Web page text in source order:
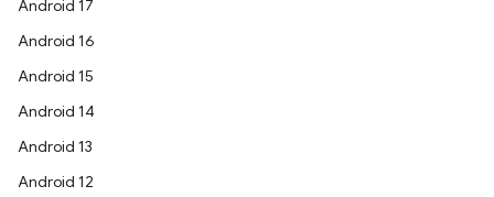
Android 17
Android 16
Android 15
Android 14
Android 13
Android 12